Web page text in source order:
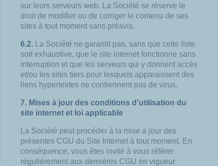
sur leurs serveurs web. La Société se réserve le
droit de modifier ou de corriger le contenu de ses
sites à tout moment sans préavis.
6.2. La Société ne garantit pas, sans que cette liste
soit exhaustive, que le site internet fonctionne sans
interruption et que les serveurs qui y donnent accès
et/ou les sites tiers pour lesquels apparaissent des
liens hypertextes ne contiennent pas de virus.
7. Mises à jour des conditions d’utilisation du
site internet et loi applicable
La Société peut procéder à la mise à jour des
présentes CGU du Site Internet à tout moment. En
conséquence, vous êtes invité à vous référer
régulièrement aux dernières CGU en vigueur